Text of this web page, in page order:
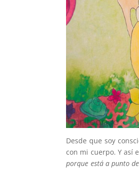
Desde que soy
con mi cuerpo. Y así
porque está a punto